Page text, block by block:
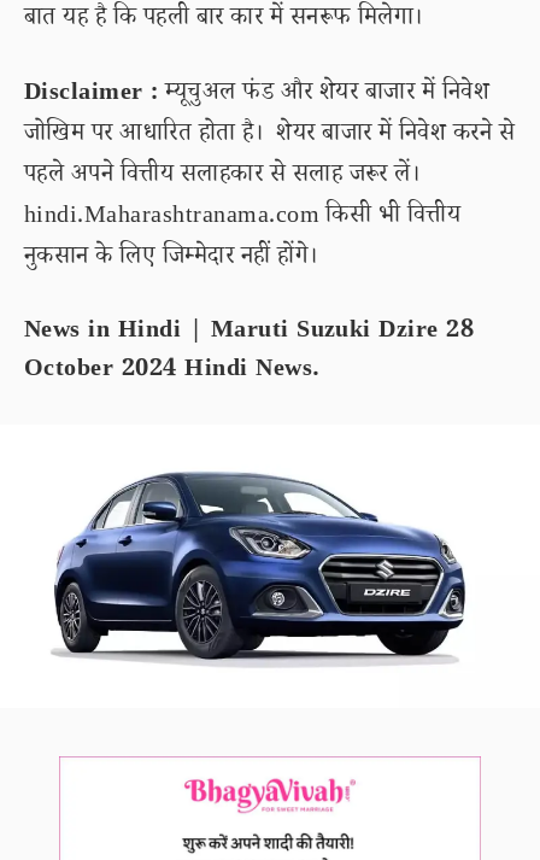
बात यह है कि पहली बार कार में सनरूफ मिलेगा।
Disclaimer :म्यूचुअल फंड और शेयर बाजार में निवेश
जोखिम पर आधारित होता है। शेयर बाजार में निवेश करने से
पहले अपने वित्तीय सलाहकार से सलाह जरूर लें।
hindi.Maharashtranama.com किसी भी वित्तीय
नुकसान के लिए जिम्मेदार नहीं होंगे।
News in Hindi | Maruti Suzuki Dzire 28
October 2024 Hindi News.